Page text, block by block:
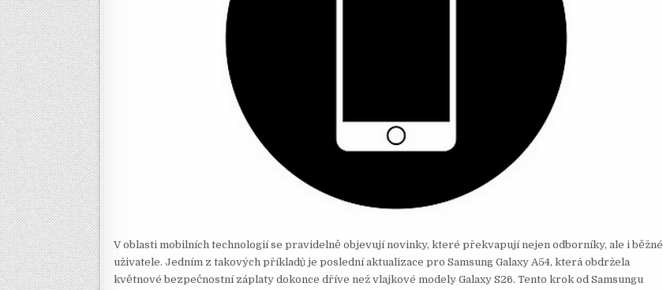
V oblasti mobilních technologií se pravidelně objevují novinky, které překvapují nejen odborníky, ale i běžné
uživatele. Jedním z takových příkladů je poslední aktualizace pro Samsung Galaxy A54, která obdržela
květnové bezpečnostní záplaty dokonce dříve než vlajkové modely Galaxy S26. Tento krok od Samsungu